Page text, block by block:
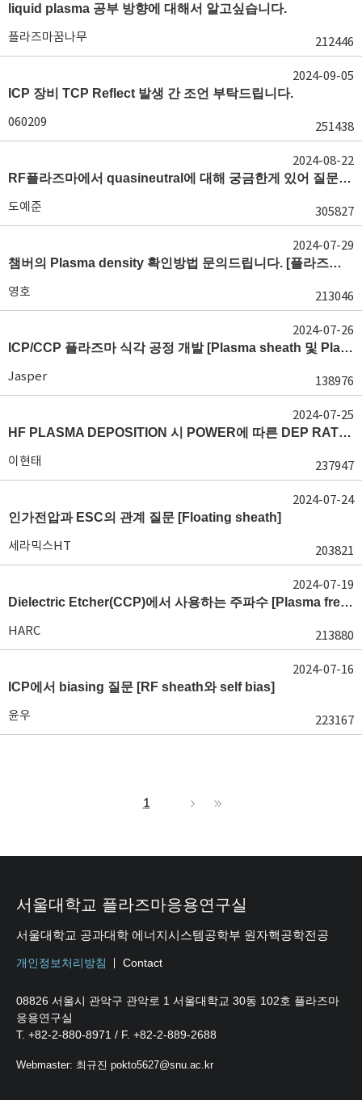
liquid plasma 공부 방향에 대해서 알고싶습니다.
플라즈마꿈나무 212446
ICP 장비 TCP Reflect 발생 간 조언 부탁드립니다.
060209 251438
2024-09-05
RF플라즈마에서 quasineutral에 대해 궁금한게 있어 질문글 올립니다.[quasineutral]
도예준 305827
2024-08-22
챔버의 Plasma density 확인방법 문의드립니다. [플라즈마 모니터링, OES, LP]
영호 213046
2024-07-29
ICP/CCP 플라즈마 식각 공정 개발 [Plasma sheath 및 Plasma generation]
Jasper 138976
2024-07-26
HF PLASMA DEPOSITION 시 POWER에 따른 DEP RATE 변화 [장비 플라즈마, Rate constant]
이현태 237947
2024-07-25
인가전압과 ESC의 관계 질문 [Floating sheath]
세라믹스HT 203821
2024-07-24
Dielectric Etcher(CCP)에서 사용하는 주파수 [Plasma frequency 및 RF sheath]
HARC 213880
2024-07-19
ICP에서 biasing 질문 [RF sheath와 self bias]
윤우 223167
2024-07-16
1
서울대학교 플라즈마응용연구실
서울대학교 공과대학 에너지시스템공학부 원자핵공학전공
개인정보처리방침 Contact
08826 서울시 관악구 관악로 1 서울대학교 30동 102호 플라즈마
응용연구실
T. +82-2-880-8971 / F. +82-2-889-2688
Webmaster: 최규진 pokto5627@snu.ac.kr